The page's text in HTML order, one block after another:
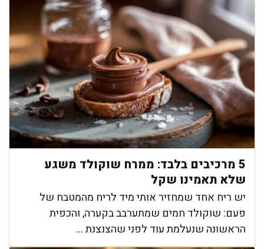
5 מרכיבים בלבד: ממרח שוקולד משגע
שלא תאמינו שקל
יש ריח אחד שמחזיר אותי מיד לריח מהמטבח של
פעם: שוקולד חמים שמתערבב בקערה, והכפית
הראשונה שנעלמת עוד לפני שהצנצנת ...